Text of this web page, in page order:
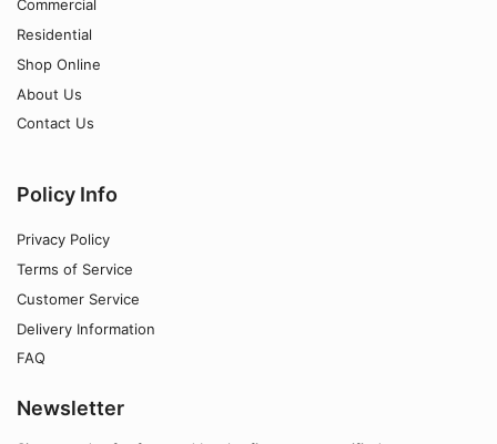
Commercial
Residential
Shop Online
About Us
Contact Us
Policy Info
Privacy Policy
Terms of Service
Customer Service
Delivery Information
FAQ
Newsletter